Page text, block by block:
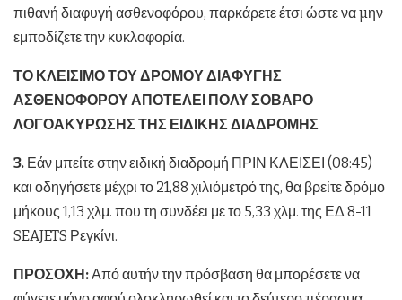
πιθανή διαφυγή ασθενοφόρου, παρκάρετε έτσι ώστε να µην
εμποδίζετε την κυκλοφορία.
ΤΟ ΚΛΕΙΣΙΜΟ ΤΟΥ ΔΡΟΜΟΥ ΔΙΑΦΥΓΗΣ
ΑΣΘΕΝΟΦΟΡΟΥ ΑΠΟΤΕΛΕΙ ΠΟΛΥ ΣΟΒΑΡΟ
ΛΟΓΟΑΚΥΡΩΣΗΣ ΤΗΣ ΕΙΔΙΚΗΣ ΔΙΑΔΡΟΜΗΣ
3. Εάν μπείτε στην ειδική διαδρομή ΠΡΙΝ ΚΛΕΙΣΕΙ (08:45)
και οδηγήσετε μέχρι το 21,88 χιλιόμετρό της, θα βρείτε δρόμο
μήκους 1,13 χλμ. που τη συνδέει με το 5,33 χλμ. της ΕΔ 8-11
SEAJETS Ρεγκίνι.
ΠΡΟΣΟΧΗ:Από αυτήν την πρόσβαση θα μπορέσετε να